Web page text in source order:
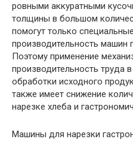
ровными аккуратными
толщины в большом
помогут только
производительность машин
Поэтому применение
производительность труда
обработки исходного
также имеет снижение
нарезке хлеба и
Машины для нарезки